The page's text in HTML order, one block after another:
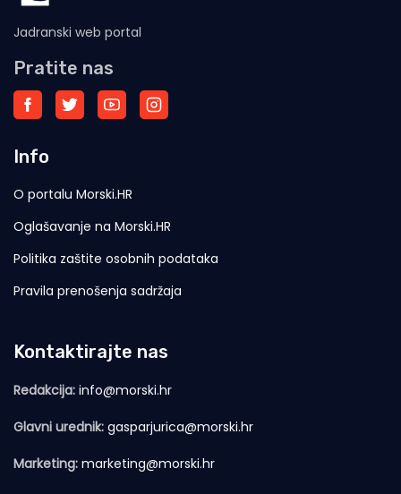
Jadranski web portal
Pratite nas
Info
O portalu Morski.HR
Oglašavanje na Morski.HR
Politika zaštite osobnih podataka
Pravila prenošenja sadržaja
Kontaktirajte nas
Redakcija: info@morski.hr
Glavni urednik: gasparjurica@morski.hr
Marketing: marketing@morski.hr